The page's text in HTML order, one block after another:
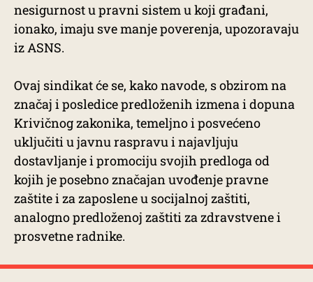
nesigurnost u pravni sistem u koji građani,
ionako, imaju sve manje poverenja, upozoravaju
iz ASNS.
Ovaj sindikat će se, kako navode, s obzirom na
značaj i posledice predloženih izmena i dopuna
Krivičnog zakonika, temeljno i posvećeno
uključiti u javnu raspravu i najavljuju
dostavljanje i promociju svojih predloga od
kojih je posebno značajan uvođenje pravne
zaštite i za zaposlene u socijalnoj zaštiti,
analogno predloženoj zaštiti za zdravstvene i
prosvetne radnike.